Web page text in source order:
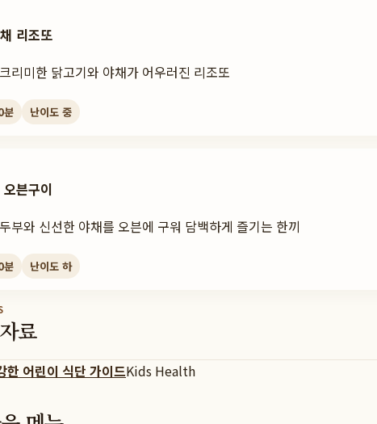
리조또
리미한 닭고기와 야채가 어우러진 리조또
분 난이도 중
븐구이
부와 신선한 야채를 오븐에 구워 담백하게 즐기는 한끼
분 난이도 하
료
한 어린이 식단 가이드Kids Health